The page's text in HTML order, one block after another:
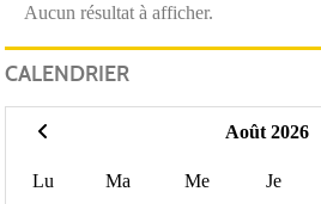
Aucun résultat à afficher.
CALENDRIER
Août 2026
Lu Ma Me Je